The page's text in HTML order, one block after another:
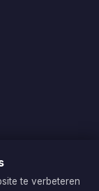
te verbeteren